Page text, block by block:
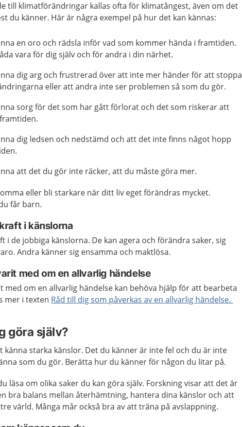
till klimatförändringar kallas ofta för klimatångest, även om det
du känner. Här är några exempel på hur det kan kännas:
en oro och rädsla inför vad som kommer hända i framtiden.
vara för dig själv och för andra i din närhet.
dig arg och frustrerad över att inte mer händer för att stoppa
eller att andra inte ser problemen så som du gör.
sorg för det som har gått förlorat och det som riskerar att
dig ledsen och nedstämd och att det inte finns något hopp
att det du gör inte räcker, att du måste göra mer.
eller bli starkare när ditt liv eget förändras mycket.
får barn.
i känslorna
i de jobbiga känslorna. De kan agera och förändra saker, sig
Andra känner sig ensamma och maktlösa.
med om en allvarlig händelse
med om en allvarlig händelse kan behöva hjälp för att bearbeta
mer i texten Råd till dig som påverkas av en allvarlig händelse.
göra själv?
känna starka känslor. Det du känner är inte fel och du är inte
som du gör. Berätta hur du känner för någon du litar på.
läsa om olika saker du kan göra själv. Forskning visar att det är
bra balans mellan återhämtning, hantera dina känslor och att
värld. Många mår också bra av att träna på avslappning.